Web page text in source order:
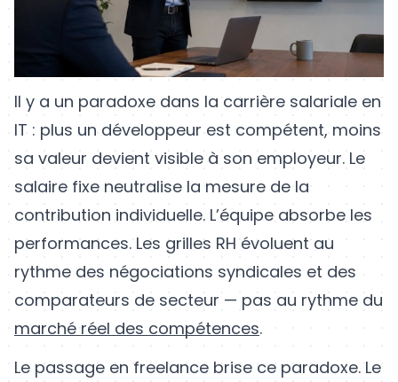
Il y a un paradoxe dans la carrière salariale en
IT : plus un développeur est compétent, moins
sa valeur devient visible à son employeur. Le
salaire fixe neutralise la mesure de la
contribution individuelle. L’équipe absorbe les
performances. Les grilles RH évoluent au
rythme des négociations syndicales et des
comparateurs de secteur — pas au rythme du
marché réel des compétences.
Le passage en freelance brise ce paradoxe. Le